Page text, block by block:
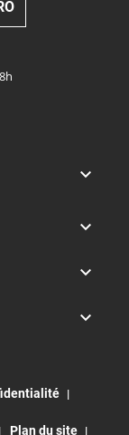




Plan du site